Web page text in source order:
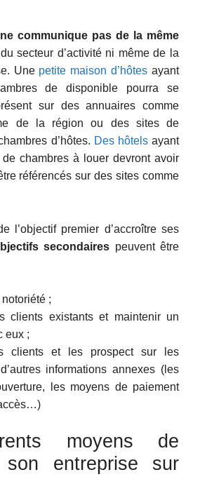
communique pas de la même
secteur d’activité ni même de la
Une petite maison d’hôtes ayant
de disponible pourra se
sur des annuaires comme
de la région ou des sites de
d’hôtes. Des hôtelsayant
chambres à louer devront avoir
référencés sur des sites comme
l’objectif premier d’accroître ses
secondaires peuvent être
;
clients existants et maintenir un
eux ;
clients et les prospect sur les
informations annexes (les
les moyens de paiement
moyens de
son entreprise sur